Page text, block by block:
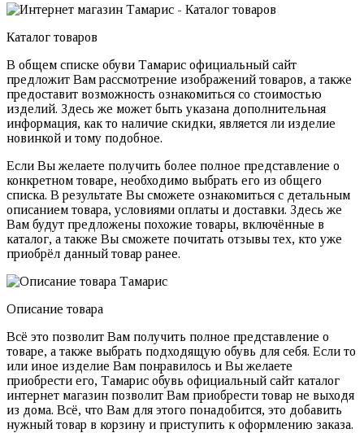
Каталог товаров
В общем списке обуви Тамарис официальный сайт
предложит Вам рассмотрение изображений товаров, а также
предоставит возможность ознакомиться со стоимостью
изделий. Здесь же может быть указана дополнительная
информация, как то наличие скидки, является ли изделие
новинкой и тому подобное.
Если Вы желаете получить более полное представление о
конкретном товаре, необходимо выбрать его из общего
списка. В результате Вы сможете ознакомиться с детальным
описанием товара, условиями оплаты и доставки. Здесь же
Вам будут предложены похожие товары, включённые в
каталог, а также Вы сможете почитать отзывы тех, кто уже
приобрёл данный товар ранее.
Описание товара
Всё это позволит Вам получить полное представление о
товаре, а также выбрать подходящую обувь для себя. Если то
или иное изделие Вам понравилось и Вы желаете
приобрести его, Тамарис обувь официальный сайт каталог
интернет магазин позволит Вам приобрести товар не выходя
из дома. Всё, что Вам для этого понадобится, это добавить
нужный товар в корзину и приступить к оформлению заказа.